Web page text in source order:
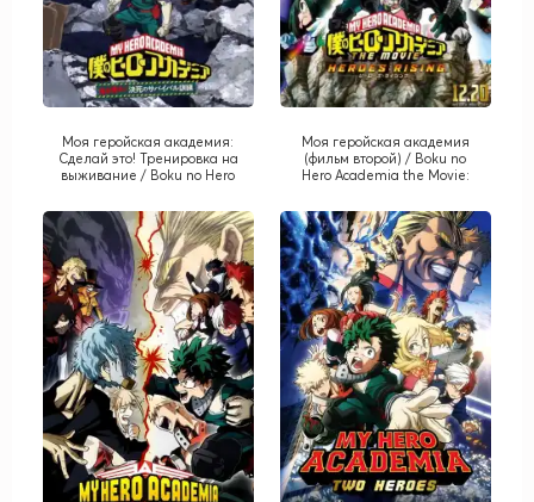
Моя геройская академия:
Сделай это! Тренировка на
выживание / Boku no Hero
no Survival Kunren
Моя геройская академия
(фильм второй) / Boku no
Hero Academia the Movie: